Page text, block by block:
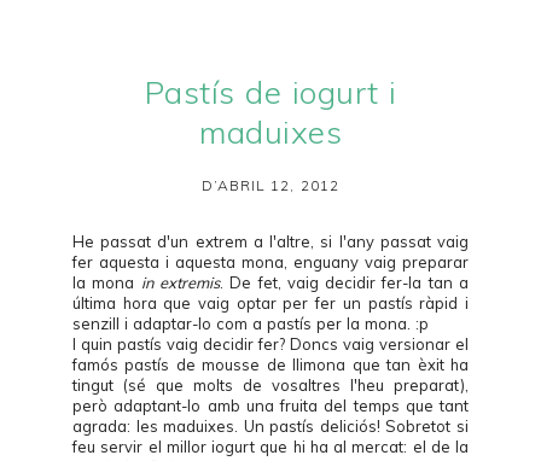
Pastís de iogurt i
maduixes
D’ABRIL 12, 2012
He passat d'un extrem a l'altre, si l'any passat vaig
fer aquesta i aquesta mona, enguany vaig preparar
la mona in extremis. De fet, vaig decidir fer-la tan a
última hora que vaig optar per fer un pastís ràpid i
senzill i adaptar-lo com a pastís per la mona. :p
I quin pastís vaig decidir fer? Doncs vaig versionar el
famóspastís de mousse de llimona que tan èxit ha
tingut (sé que molts de vosaltres l'heu preparat),
però adaptant-lo amb una fruita del temps que tant
agrada: les maduixes. Un pastís deliciós! Sobretot si
feu servir el millor iogurt que hi ha al mercat: el de la